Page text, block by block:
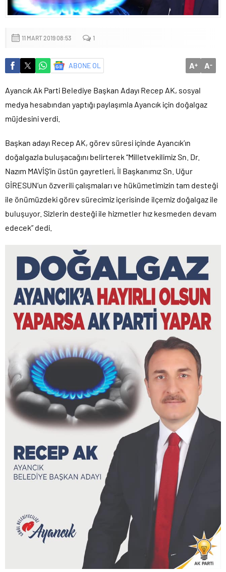
Yapıldı
11 MART 2019 08:53 1
ABONE OL A+ A-
Ayancık Ak Parti Belediye Başkan Adayı Recep AK, sosyal
medya hesabından yaptığı paylaşımla Ayancık için doğalgaz
müjdesini verdi.
Başkan adayı Recep AK, görev süresi içinde Ayancık’ın
doğalgazla buluşacağını belirterek “Milletvekilimiz Sn. Dr.
Nazım MAVİŞ’in üstün gayretleri, İl Başkanımız Sn. Uğur
GİRESUN’un özverili çalışmaları ve hükümetimizin tam desteği
ile önümüzdeki görev sürecimiz içerisinde ilçemiz doğalgaz ile
buluşuyor. Sizlerin desteği ile hizmetler hız kesmeden devam
edecek” dedi.